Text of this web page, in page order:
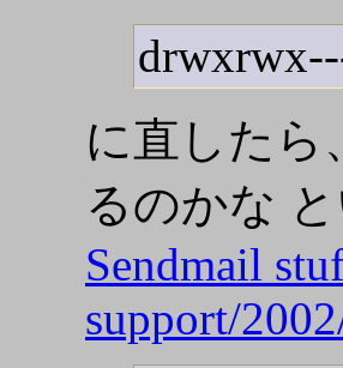
に直したら
るのかな
Sendmail
support/